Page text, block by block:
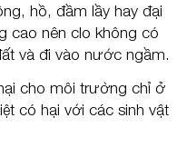
hồ, đầm lầy hay đại
cao nên clo không có
và đi vào nước ngầm.
cho môi trường chỉ ở
có hại với các sinh vật